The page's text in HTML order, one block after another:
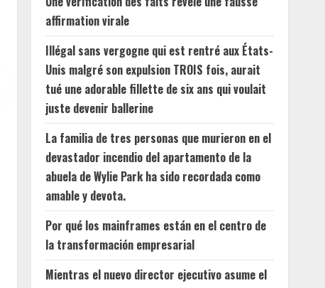
affirmation virale
Illégal sans vergogne qui est rentré aux États-
Unis malgré son expulsion TROIS fois, aurait
tué une adorable fillette de six ans qui voulait
juste devenir ballerine
La familia de tres personas que murieron en el
devastador incendio del apartamento de la
abuela de Wylie Park ha sido recordada como
amable y devota.
Por qué los mainframes están en el centro de
la transformación empresarial
Mientras el nuevo director ejecutivo asume el